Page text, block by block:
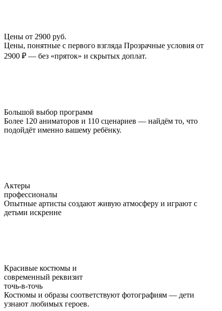
Цены от 2900 руб.
Цены, понятные с первого взгляда Прозрачные условия от
2900 ₽ — без «пряток» и скрытых доплат.
Большой выбор программ
Более 120 аниматоров и 110 сценариев — найдём то, что
подойдёт именно вашему ребёнку.
Актеры
профессионалы
Опытные артисты создают живую атмосферу и играют с
детьми искренне
Красивые костюмы и
совре­менный реквизит
точь-в-точь
Костюмы и образы соответствуют фотографиям — дети
узнают любимых героев.